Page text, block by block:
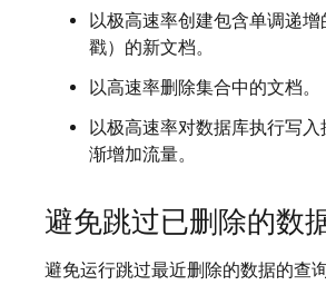
以极高速率创建包含单调递增
戳）的新文档。
以高速率删除集合中的文档。
以极高速率对数据库执行写
渐增加流量。
避免跳过已删除的数
避免运行跳过最近删除的数据的查